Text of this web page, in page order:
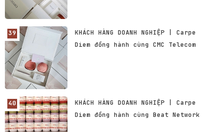
KHÁCH HÀNG DOANH NGHIỆP | Carpe
Diem đồng hành cùng CMC Telecom
KHÁCH HÀNG DOANH NGHIỆP | Carpe
Diem đồng hành cùng Beat Network